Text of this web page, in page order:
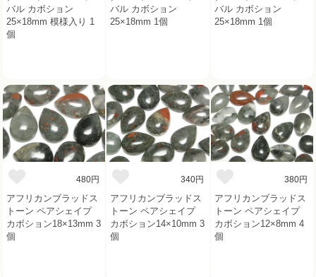
バル カボション
25×18mm 模様入り 1
個
バル カボション
25×18mm 1個
バル カボション
25×18mm 1個
480円
アフリカンブラッドス
トーン ペアシェイプ
カボション18×13mm 3
個
340円
アフリカンブラッドス
トーン ペアシェイプ
カボション14×10mm 3
個
380円
アフリカンブラッドス
トーン ペアシェイプ
カボション12×8mm 4
個